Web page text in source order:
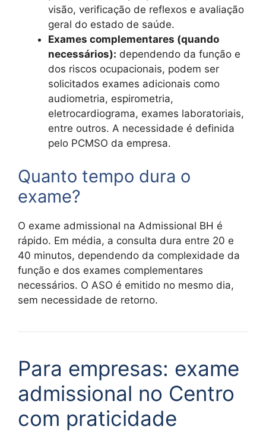
visão, verificação de reflexos e avaliação
geral do estado de saúde.
Exames complementares (quando
necessários): dependendo da função e
dos riscos ocupacionais, podem ser
solicitados exames adicionais como
audiometria, espirometria,
eletrocardiograma, exames laboratoriais,
entre outros. A necessidade é definida
pelo PCMSO da empresa.
Quanto tempo dura o
exame?
O exame admissional na Admissional BH é
rápido. Em média, a consulta dura entre 20 e
40 minutos, dependendo da complexidade da
função e dos exames complementares
necessários. O ASO é emitido no mesmo dia,
sem necessidade de retorno.
Para empresas: exame
admissional no Centro
com praticidade